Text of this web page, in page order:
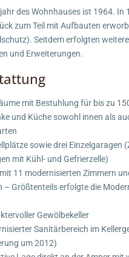
des Wohnhauses ist 1964. In
zum Teil mit Aufbauten
Seitdem erfolgten
und Erweiterungen.
mit Bestuhlung für bis zu
und Küche sowohl innen als
sowie drei Einzelgaragen
mit Kühl- und Gefrierzelle)
11 modernisierten Zimmern
– Größtenteils erfolgte die
Gewölbekeller
Sanitärbereich im
um 2012)